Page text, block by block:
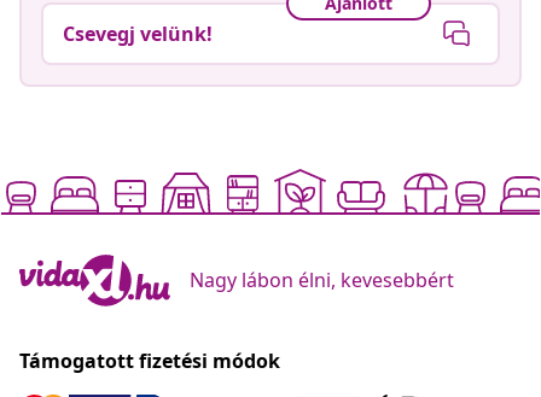
Csevegj velünk!
Nagy lábon élni, kevesebbért
Támogatott fizetési módok